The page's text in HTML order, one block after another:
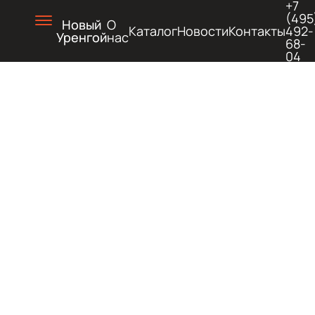
Новый
Уренгой
О
насКаталогНовостиКонтакты
+7
492-
68-
04